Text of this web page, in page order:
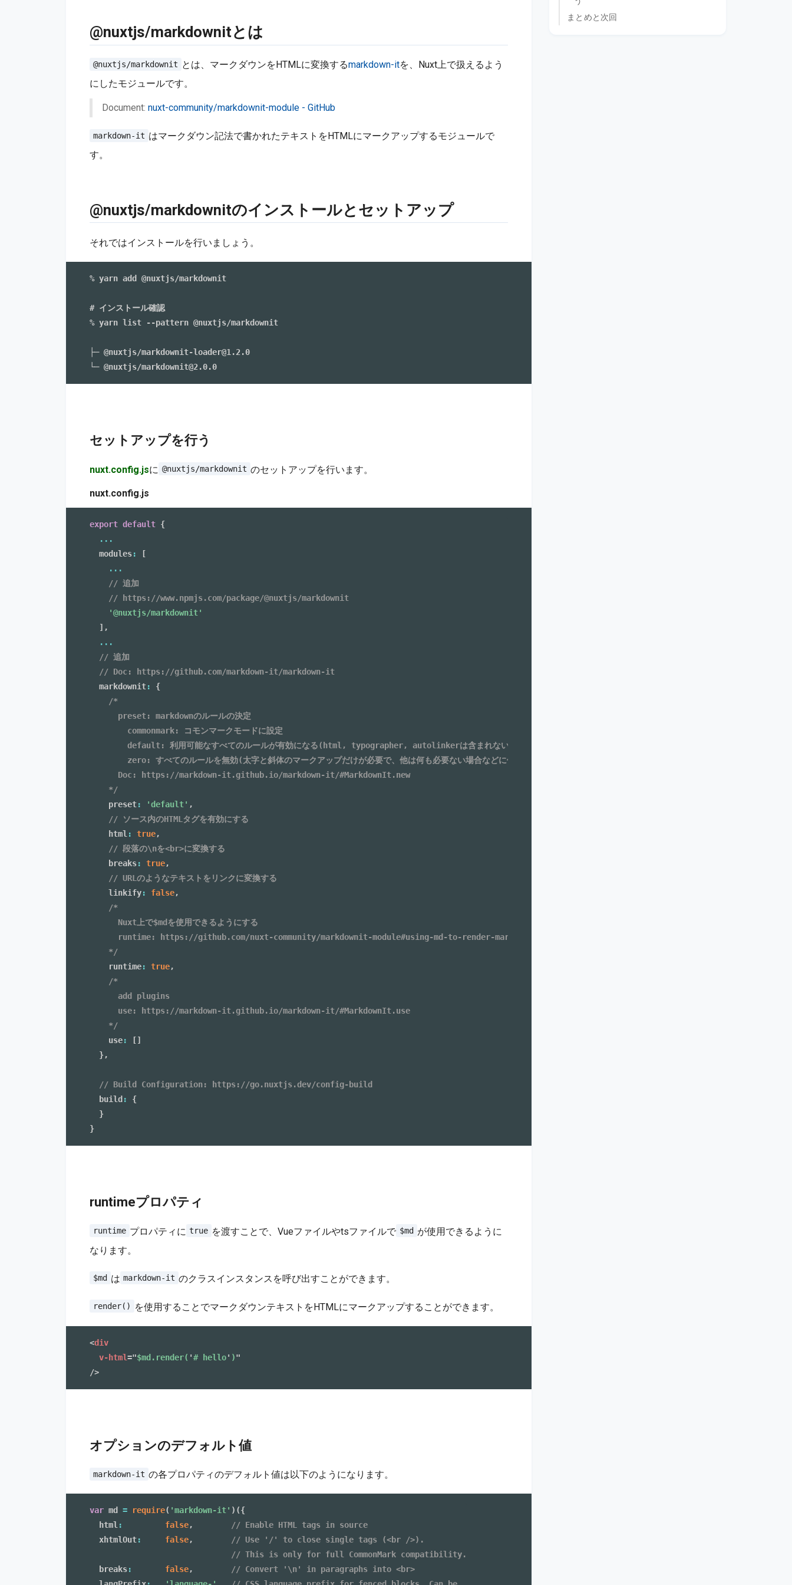
@nuxtjs/markdownitとは
@nuxtjs/markdownit とは、マークダウンをHTMLに変換するmarkdown-itを、Nuxt上で扱えるよう
にしたモジュールです。
Document: nuxt-community/markdownit-module - GitHub
markdown-it はマークダウン記法で書かれたテキストをHTMLにマークアップするモジュールで
す。
@nuxtjs/markdownitのインストールとセットアップ
それではインストールを行いましょう。
% yarn add @nuxtjs/markdownit
# インストール確認
% yarn list --pattern @nuxtjs/markdownit
├─ @nuxtjs/markdownit-loader@1.2.0
セットアップを行う
nuxt.config.jsに @nuxtjs/markdownit のセットアップを行います。
nuxt.config.js
export default {
...
  modules
:
[
...
// 追加
// https://www.npmjs.com/package/@nuxtjs/markdownit
'@nuxtjs/markdownit'
] ,
...
// 追加
// Doc: https://github.com/markdown-it/markdown-it
  markdownit
:
{
/*
      preset: markdownのルールの決定
        commonmark: コモンマークモードに設定
        default: 利用可能なすべてのルールが有効になる(html, typographer, autolinkerは含まれない)
        zero: すべてのルールを無効(太字と斜体のマークアップだけが必要で、他は何も必要ない場合などに使用)
      Doc: https://markdown-it.github.io/markdown-it/#MarkdownIt.new
    */
    preset
: 'default' ,
// ソース内のHTMLタグを有効にする
    html
: true,
// 段落の\nを<br>に変換する
    breaks
: true,
// URLのようなテキストをリンクに変換する
    linkify
: false,
/*
      Nuxt上で$mdを使用できるようにする
      runtime: https://github.com/nuxt-community/markdownit-module#using-md-to-render-markdown
    */
    runtime
: true,
/*
      add plugins
      use: https://markdown-it.github.io/markdown-it/#MarkdownIt.use
    */
    use
: []
},
// Build Configuration: https://go.nuxtjs.dev/config-build
  build
:
{
}
}
runtimeプロパティ
runtime プロパティに true を渡すことで、Vueファイルやtsファイルで $md が使用できるように
なります。
$md は markdown-it のクラスインスタンスを呼び出すことができます。
render() を使用することでマークダウンテキストをHTMLにマークアップすることができます。
<div
v-html="$md.render( '# hello' )"
/>
オプションのデフォルト値
markdown-it の各プロパティのデフォルト値は以下のようになります。
var md = require( 'markdown-it' ) ({
  html
: false,
// Enable HTML tags in source
  xhtmlOut
: false,
// Use '/' to close single tags (<br />).
// This is only for full CommonMark compatibility.
  breaks
: false,
// Convert '\n' in paragraphs into <br>
まとめと次回